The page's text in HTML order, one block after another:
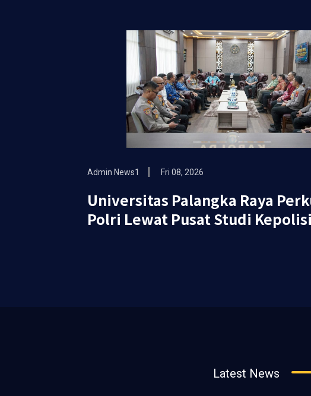
Admin News1 Fri 08, 2026
Universitas Palangka Raya
Polri Lewat Pusat Studi
Latest News